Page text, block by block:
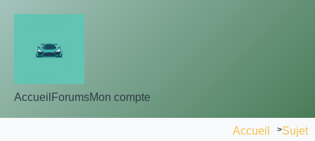
Accueil ForumsMon compte
Accueil >Sujet